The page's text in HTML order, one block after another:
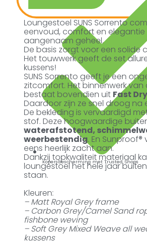
Kopersbescherming met Trusted Shops
Loungestoel SUNS Sorrento
eenvoud, comfort en
aangenaam geheel.
De basis zorgt voor een solide
Het touwwerk geeft de set
kussens!
SUNS Sorrento geeft je een
zitcomfort. Het binnenwerk van
bestaat bovendien uit Fast
Daardoor zijn ze snel droog na
De bekleding is vervaardigd
stof. Deze hoogwaardige
waterafstotend,
weerbestendig. En
eens heerlijk zacht aan.
Dankzij topkwaliteit materiaal
loungestoel het hele jaar
staan.
Kleuren:
– Matt Royal Grey frame
– Carbon Grey/Camel Sand
fishbone weving
– Soft Grey Mixed Weave all
kussens